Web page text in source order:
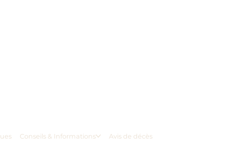
Conseils & Informations Avis de décès